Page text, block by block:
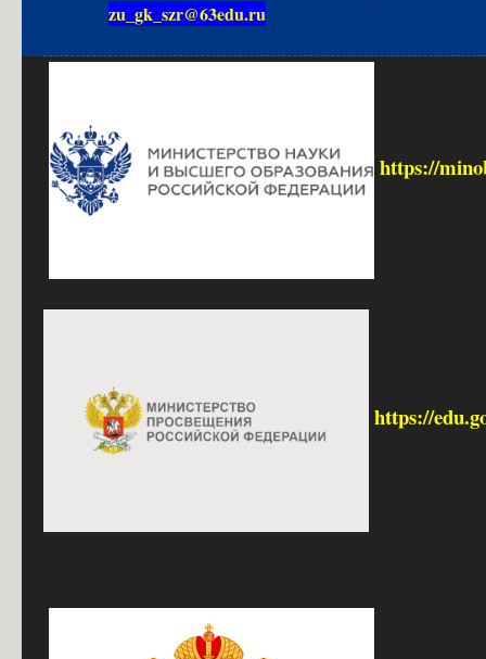
zu_gk_szr@63edu.ru
https://
https://